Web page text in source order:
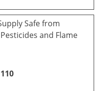
Safe from
and Flame